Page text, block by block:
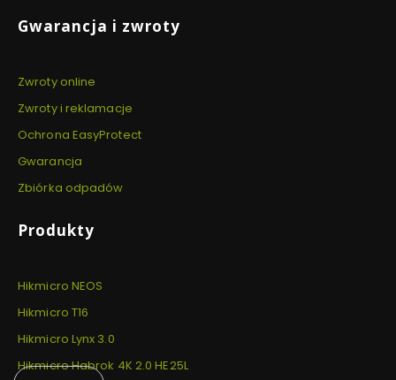
Gwarancja i zwroty
Zwroty online
Zwroty i reklamacje
Ochrona EasyProtect
Gwarancja
Zbiórka odpadów
Produkty
Hikmicro NEOS
Hikmicro T16
Hikmicro Lynx 3.0
Hikmicro Habrok 4K 2.0 HE25L